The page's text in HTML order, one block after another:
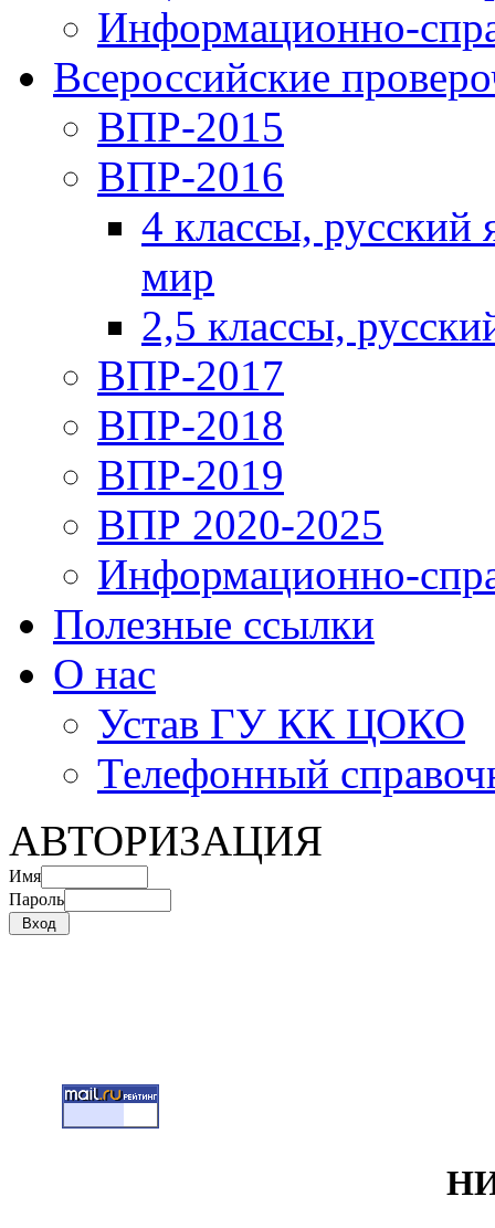
Информационно-
Всероссийские
ВПР-2015
ВПР-2016
4 классы,
мир
2,5 классы,
ВПР-2017
ВПР-2018
ВПР-2019
ВПР 2020-2025
Информационно-
Полезные ссылки
О нас
Устав ГУ КК ЦОКО
Телефонный
АВТОРИЗАЦИЯ
Имя
Пароль